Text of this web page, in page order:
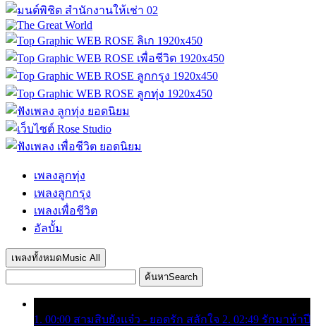
เพลงลูกทุ่ง
เพลงลูกกรุง
เพลงเพื่อชีวิต
อัลบั้ม
เพลงทั้งหมด Music All
ค้นหาSearch
1. 00:00 สามสิบยังแจ๋ว - ยอดรัก สลักใจ 2. 02:49 รักมาห้าปี